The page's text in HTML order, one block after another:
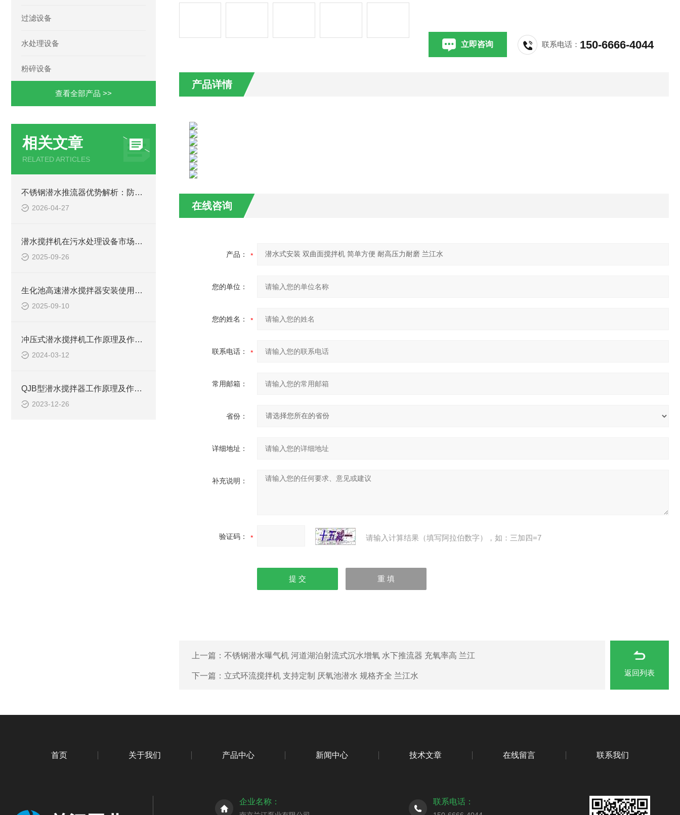
过滤设备
水处理设备
粉碎设备
查看全部产品 >>
相关文章
RELATED ARTICLES
不锈钢潜水推流器优势解析：防腐耐用污水处理设备
2026-04-27
潜水搅拌机在污水处理设备市场的发展及产品优势
2025-09-26
生化池高速潜水搅拌器安装使用方法
2025-09-10
冲压式潜水搅拌机工作原理及作用特点、安装结构图
2024-03-12
QJB型潜水搅拌器工作原理及作用、安装系统CAD结构图
2023-12-26
立即咨询 联系电话： 150-6666-4044
产品详情
在线咨询
产品：
您的单位：
您的姓名：
联系电话：
常用邮箱：
省份：
详细地址：
补充说明：
验证码： 请输入计算结果（填写阿拉伯数字），如：三加四=7
上一篇： 不锈钢潜水曝气机 河道湖泊射流式沉水增氧 水下推流器 充氧率高 兰江
下一篇： 立式环流搅拌机 支持定制 厌氧池潜水 规格齐全 兰江水 返回列表
首页 关于我们 产品中心 新闻中心 技术文章 在线留言 联系我们
企业名称： 联系电话：